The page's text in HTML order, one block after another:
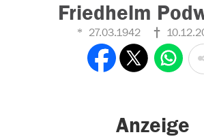
Friedhelm
27.03.1942
Anzeige